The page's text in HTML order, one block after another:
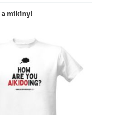
mikiny!